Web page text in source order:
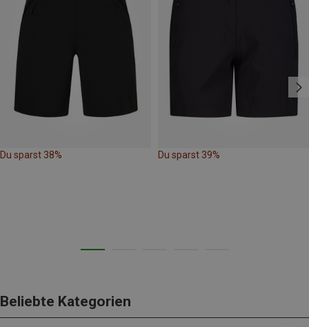
Du sparst 38% Du sparst 39%
Beliebte Kategorien